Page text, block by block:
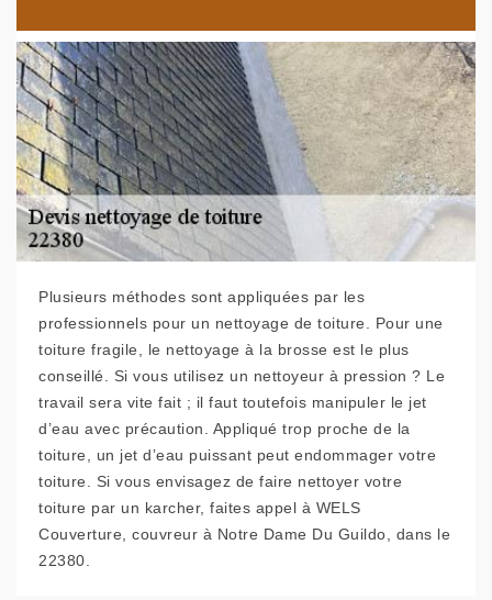
Plusieurs méthodes sont appliquées par les
professionnels pour un nettoyage de toiture. Pour une
toiture fragile, le nettoyage à la brosse est le plus
conseillé. Si vous utilisez un nettoyeur à pression ? Le
travail sera vite fait ; il faut toutefois manipuler le jet
d’eau avec précaution. Appliqué trop proche de la
toiture, un jet d’eau puissant peut endommager votre
toiture. Si vous envisagez de faire nettoyer votre
toiture par un karcher, faites appel à WELS
Couverture, couvreur à Notre Dame Du Guildo, dans le
22380.